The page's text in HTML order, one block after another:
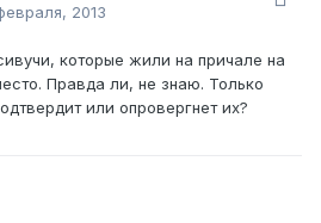
2013
которые жили на причале на
Правда ли, не знаю. Только
или опровергнет их?